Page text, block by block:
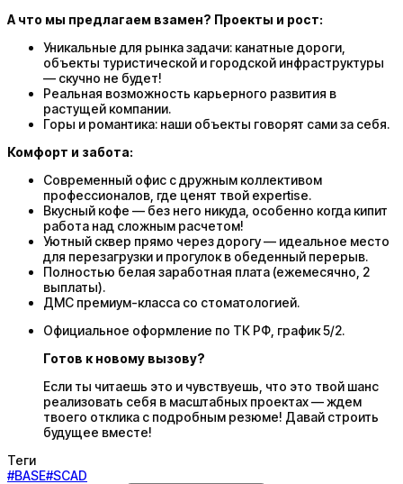
А что мы предлагаем взамен? Проекты и рост:
Уникальные для рынка задачи: канатные дороги,
объекты туристической и городской инфраструктуры
— скучно не будет!
Реальная возможность карьерного развития в
растущей компании.
Горы и романтика: наши объекты говорят сами за себя.
Комфорт и забота:
Современный офис с дружным коллективом
профессионалов, где ценят твой expertise.
Вкусный кофе — без него никуда, особенно когда кипит
работа над сложным расчетом!
Уютный сквер прямо через дорогу — идеальное место
для перезагрузки и прогулок в обеденный перерыв.
Полностью белая заработная плата (ежемесячно, 2
выплаты).
ДМС премиум-класса со стоматологией.
Официальное оформление по ТК РФ, график 5/2.
Готов к новому вызову?
Если ты читаешь это и чувствуешь, что это твой шанс
реализовать себя в масштабных проектах — ждем
твоего отклика с подробным резюме! Давай строить
будущее вместе!
Теги
#BASE#SCAD